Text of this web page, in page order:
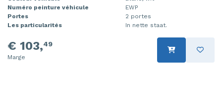
Numéro peinture véhicule
EWP
Portes
2 portes
Les particularités
In nette staat.
€ 103,49
Marge